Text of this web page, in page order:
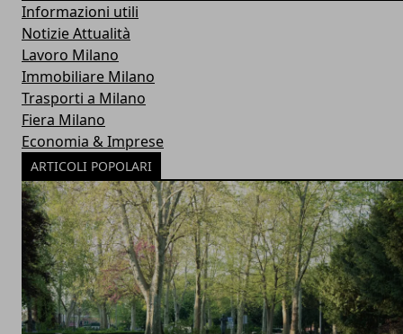
Informazioni utili
Notizie Attualità
Lavoro Milano
Immobiliare Milano
Trasporti a Milano
Fiera Milano
Economia & Imprese
ARTICOLI POPOLARI